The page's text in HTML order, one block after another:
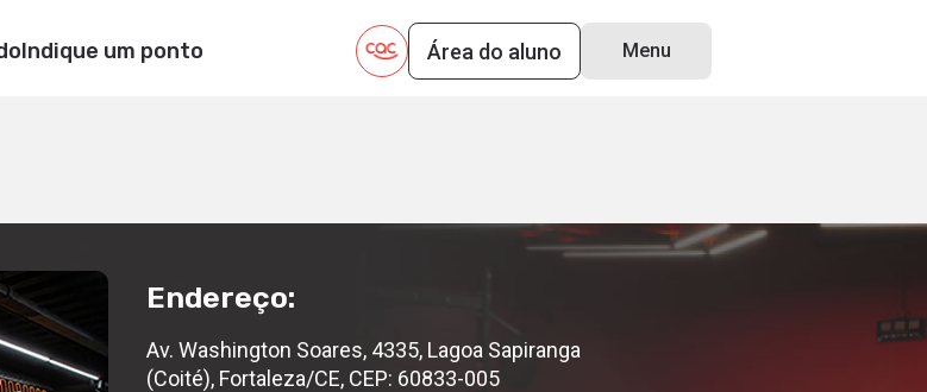
Indique um ponto Área do aluno Menu
(Coité), Fortaleza/CE, CEP: 60833-005
Endereço:
Av. Washington Soares, 4335, Lagoa Sapiranga
(Coité), Fortaleza/CE, CEP: 60833-005